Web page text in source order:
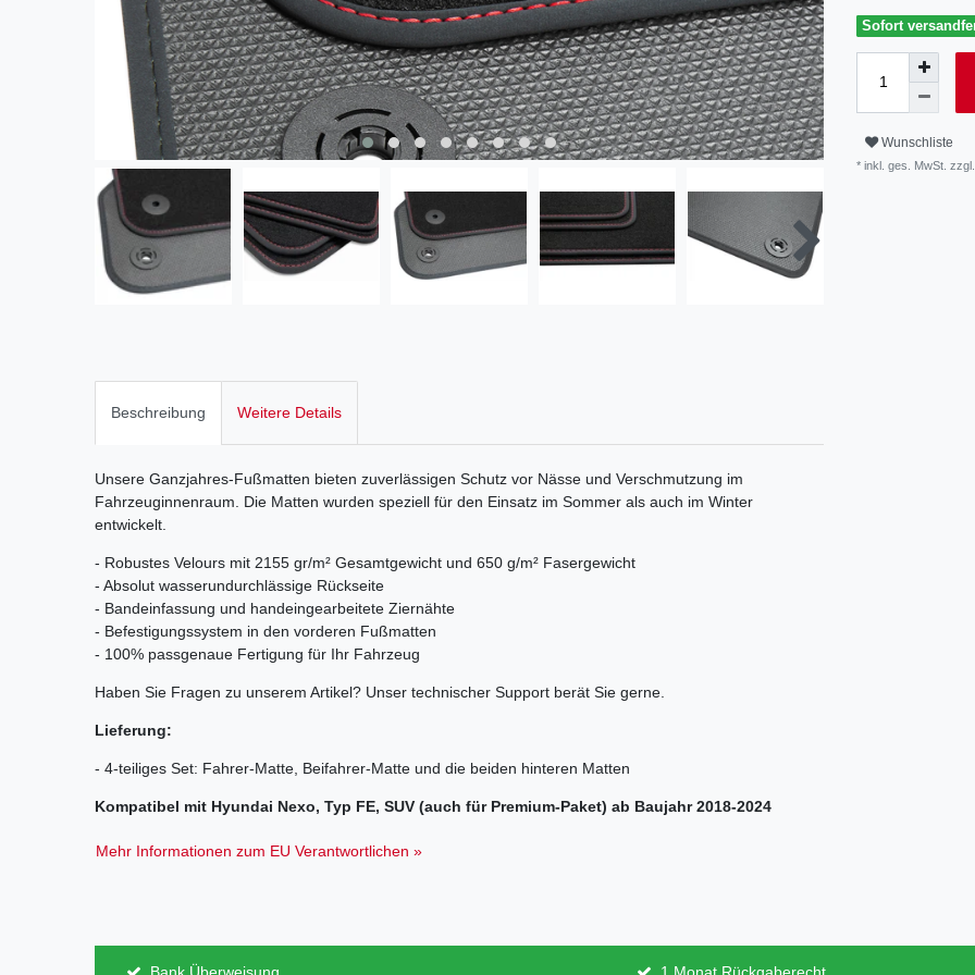
Sofort
Wunschliste
* inkl. ges. MwSt. zzgl.
Beschreibung Weitere Details
Unsere Ganzjahres-Fußmatten bieten zuverlässigen Schutz vor Nässe und Verschmutzung im
Fahrzeuginnenraum. Die Matten wurden speziell für den Einsatz im Sommer als auch im Winter
entwickelt.
- Robustes Velours mit 2155 gr/m² Gesamtgewicht und 650 g/m² Fasergewicht
- Absolut wasserundurchlässige Rückseite
- Bandeinfassung und handeingearbeitete Ziernähte
- Befestigungssystem in den vorderen Fußmatten
- 100% passgenaue Fertigung für Ihr Fahrzeug
Haben Sie Fragen zu unserem Artikel? Unser technischer Support berät Sie gerne.
Lieferung:
- 4-teiliges Set: Fahrer-Matte, Beifahrer-Matte und die beiden hinteren Matten
Kompatibel mit Hyundai Nexo, Typ FE, SUV (auch für Premium-Paket) ab Baujahr 2018-2024
Mehr Informationen zum EU Verantwortlichen »